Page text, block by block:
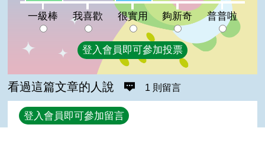
我喜歡:0% 夠新奇:0%普普啦:0%
一級棒 我喜歡 很實用 夠新奇 普普啦
登入會員即可參加投票
看過這篇文章的人說 1 則留言
回覆
登入會員即可參加留言